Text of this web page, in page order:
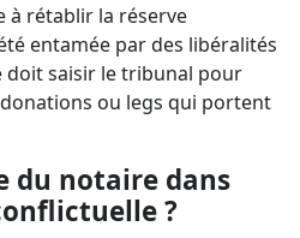
à rétablir la réserve
entamée par des libéralités
doit saisir le tribunal pour
ou legs qui portent
du notaire dans
?